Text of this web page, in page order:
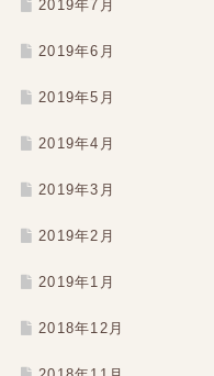
2019年7月
2019年6月
2019年5月
2019年4月
2019年3月
2019年2月
2019年1月
2018年12月